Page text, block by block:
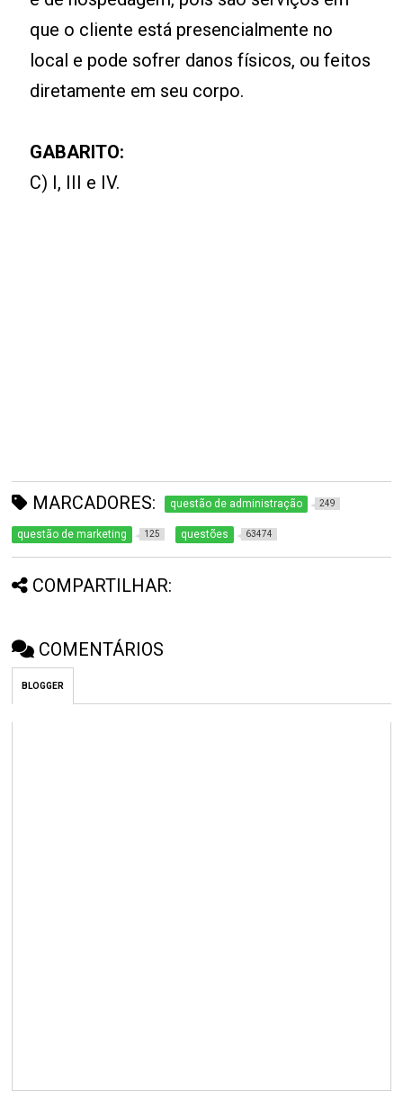
que o cliente está presencialmente no
local e pode sofrer danos físicos, ou feitos
diretamente em seu corpo.
GABARITO:
C) I, III e IV.
MARCADORES: questão de administração 249
questão de marketing 125 questões 63474
COMPARTILHAR:
COMENTÁRIOS
BLOGGER